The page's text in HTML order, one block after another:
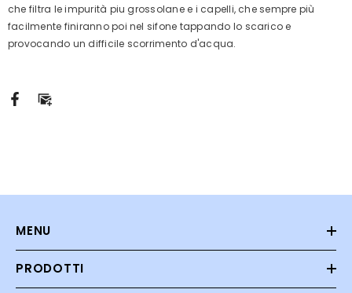
che filtra le impurità piu grossolane e i capelli, che sempre più
facilmente finiranno poi nel sifone tappando lo scarico e
provocando un difficile scorrimento d'acqua.
MENU
PRODOTTI